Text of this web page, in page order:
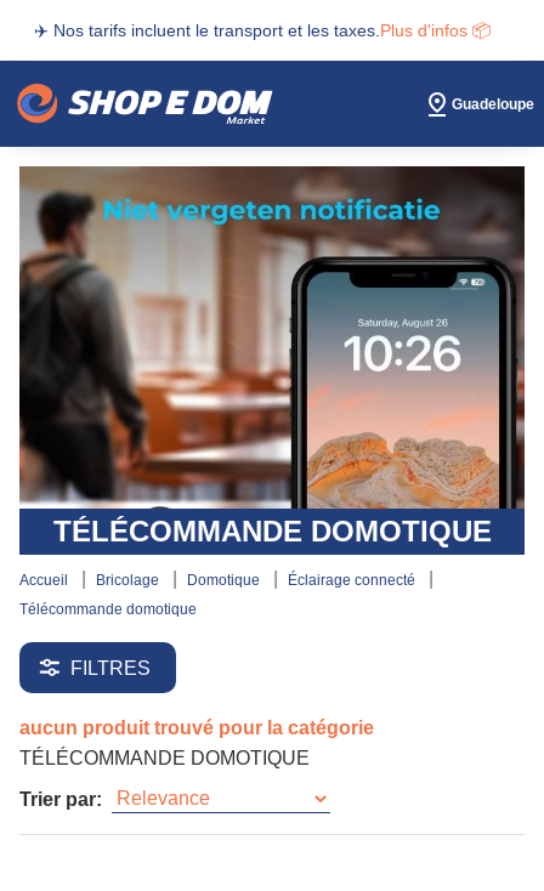
✈️ Nos tarifs incluent le transport et les taxes. Plus d'infos 📦
Guadeloupe
TÉLÉCOMMANDE DOMOTIQUE
accueil bricolage domotique
éclairage connecté
télécommande domotique
FILTRES
aucun produit trouvé pour la catégorie
TÉLÉCOMMANDE DOMOTIQUE
Trier par: